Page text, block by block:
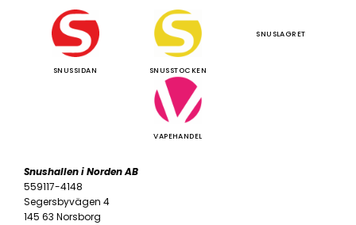
SNUSSIDAN SNUSSTOCKEN
SNUSLAGRET
VAPEHANDEL
Snushallen i Norden AB
559117-4148
Segersbyvägen 4
145 63 Norsborg